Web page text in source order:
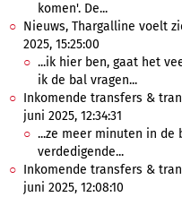
komen'. De...
Nieuws, Thargalline voelt
2025, 15:25:00
...ik hier ben, gaat het
ik de bal vragen...
Inkomende transfers &
juni 2025, 12:34:31
...ze meer minuten in de
verdedigende...
Inkomende transfers &
juni 2025, 12:08:10